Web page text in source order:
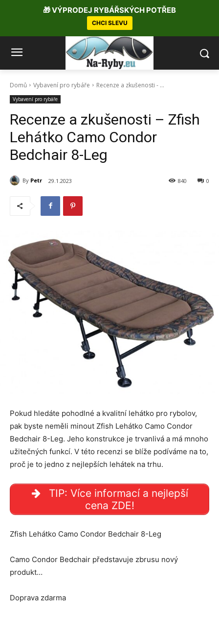
Domů Vybavení pro rybáře Recenze a zkušenosti - ...
Vybavení pro rybáře
Recenze a zkušenosti – Zfish
Lehátko Camo Condor
Bedchair 8-Leg
By Petr 29.1.2023 0
840
Pokud hledáte pohodlné a kvalitní lehátko pro rybolov,
pak byste neměli minout Zfish Lehátko Camo Condor
Bedchair 8-Leg. Jeho konstrukce je trvanlivá a má mnoho
užitečných funkcí. V této recenzi se blíže podíváme na to,
proč je to jedno z nejlepších lehátek na trhu.
TIP: Více informací a nejlepší
cena ZDE!
Zfish Lehátko Camo Condor Bedchair 8-Leg
Camo Condor Bedchair představuje zbrusu nový
produkt…
Doprava zdarma
🎁 VÝPRODEJ RYBÁŘSKÝCH POTŘEB
CHCI SLEVU